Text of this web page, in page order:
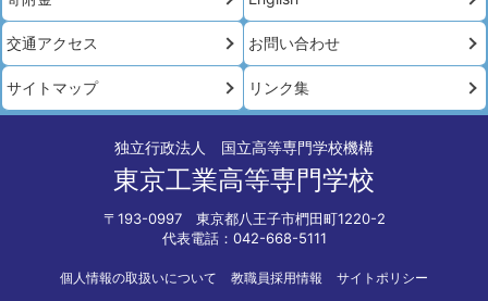
交通アクセス お問い合わせ
サイトマップ リンク集
独立行政法人 国立高等専門学校機構
東京工業高等専門学校
〒193-0997 東京都八王子市椚田町1220-2
代表電話：042-668-5111
個人情報の取扱いについて 教職員採用情報 サイトポリシー